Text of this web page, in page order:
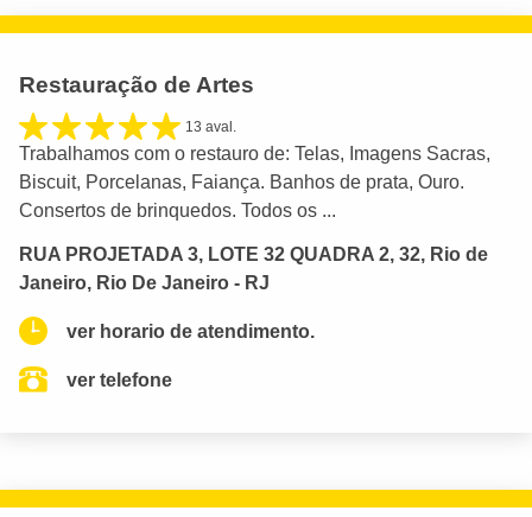
Restauração de Artes
13 aval.
Trabalhamos com o restauro de: Telas, Imagens Sacras,
Biscuit, Porcelanas, Faiança. Banhos de prata, Ouro.
Consertos de brinquedos. Todos os ...
RUA PROJETADA 3, LOTE 32 QUADRA 2, 32, Rio de
Janeiro, Rio De Janeiro - RJ
ver horario de atendimento.
ver telefone